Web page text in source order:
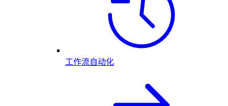
工作流自动化